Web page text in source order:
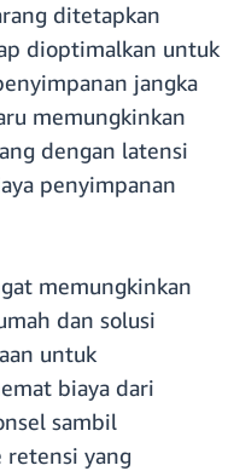
ditetapkan
dioptimalkan untuk
jangka
memungkinkan
dengan latensi
penyimpanan
memungkinkan
dan solusi
untuk
biaya dari
sambil
yang